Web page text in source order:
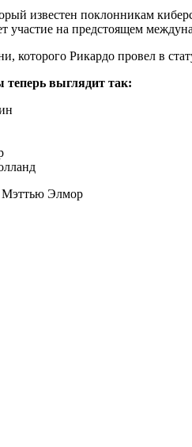
известен поклонникам
участие на предстоящем
которого Рикардо провел в
теперь выглядит так:
Мэттью Элмор